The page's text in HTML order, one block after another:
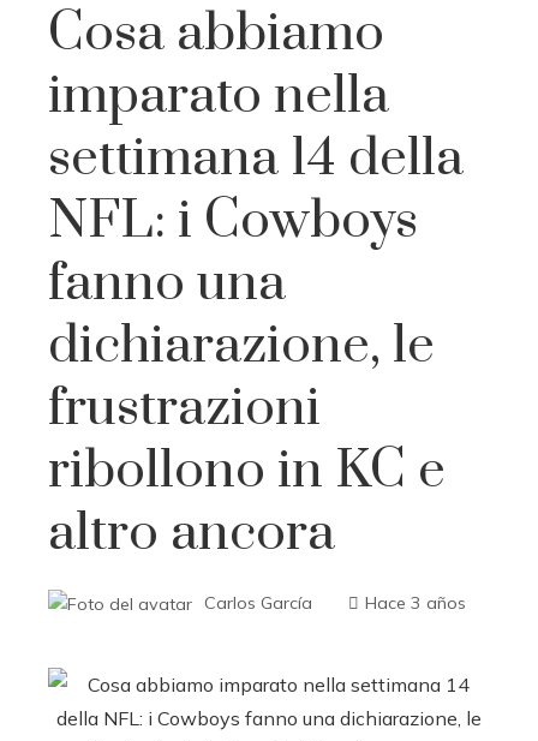
Cosa abbiamo
imparato nella
settimana 14 della
NFL: i Cowboys
fanno una
dichiarazione, le
frustrazioni
ribollono in KC e
altro ancora
Carlos García Hace 3 años